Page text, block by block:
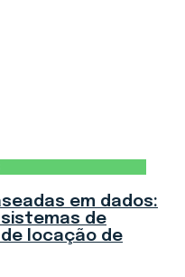
em dados:
de
locação de